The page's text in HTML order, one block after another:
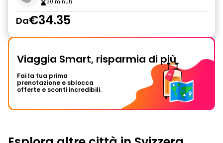
30 minuti
Da€34.35
Viaggia Smart, risparmia di più
Fai la tua prima
prenotazione e sblocca
offerte e sconti incredibili.